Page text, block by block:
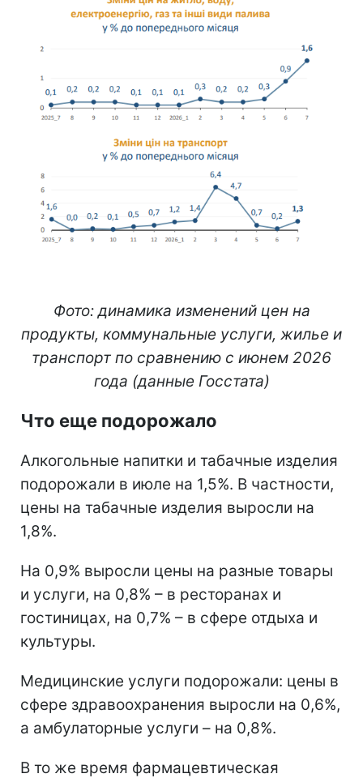
Фото: динамика изменений цен на
продукты, коммунальные услуги, жилье и
транспорт по сравнению с июнем 2026
года (данные Госстата)
Что еще подорожало
Алкогольные напитки и табачные изделия
подорожали в июле на 1,5%. В частности,
цены на табачные изделия выросли на
1,8%.
На 0,9% выросли цены на разные товары
и услуги, на 0,8% – в ресторанах и
гостиницах, на 0,7% – в сфере отдыха и
культуры.
Медицинские услуги подорожали: цены в
сфере здравоохранения выросли на 0,6%,
а амбулаторные услуги – на 0,8%.
В то же время фармацевтическая